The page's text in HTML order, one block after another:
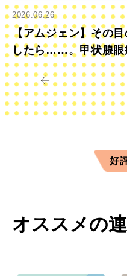
2026.06.26
【アムジェン】その
したら……。甲状腺眼
すか？
好
オススメの